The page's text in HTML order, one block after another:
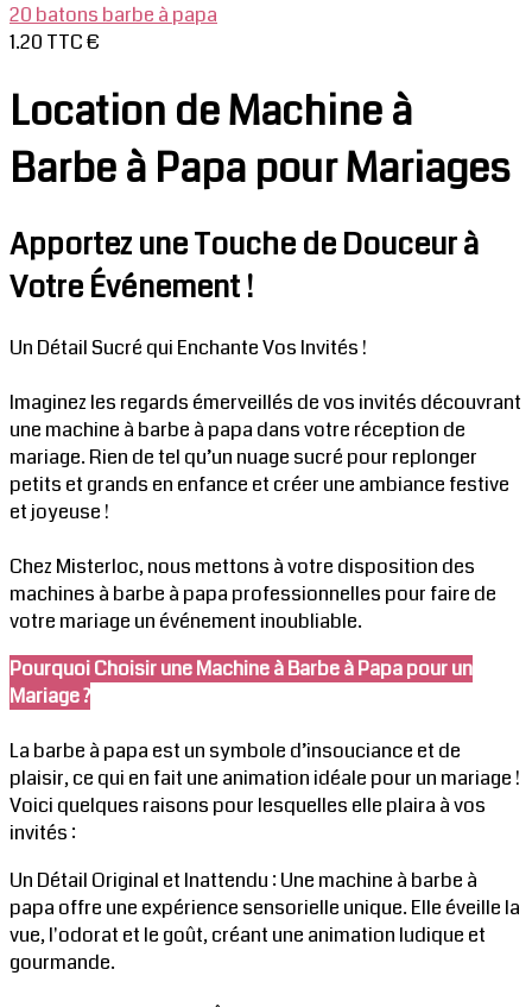
20 batons barbe à papa
1.20 TTC €
Location de Machine à
Barbe à Papa pour Mariages
Apportez une Touche de Douceur à
Votre Événement !
Un Détail Sucré qui Enchante Vos Invités !
Imaginez les regards émerveillés de vos invités découvrant
une machine à barbe à papa dans votre réception de
mariage. Rien de tel qu’un nuage sucré pour replonger
petits et grands en enfance et créer une ambiance festive
et joyeuse !
Chez Misterloc, nous mettons à votre disposition des
machines à barbe à papa professionnelles pour faire de
votre mariage un événement inoubliable.
Pourquoi Choisir une Machine à Barbe à Papa pour un
Mariage ?
La barbe à papa est un symbole d’insouciance et de
plaisir, ce qui en fait une animation idéale pour un mariage !
Voici quelques raisons pour lesquelles elle plaira à vos
invités :
Un Détail Original et Inattendu : Une machine à barbe à
papa offre une expérience sensorielle unique. Elle éveille la
vue, l'odorat et le goût, créant une animation ludique et
gourmande.